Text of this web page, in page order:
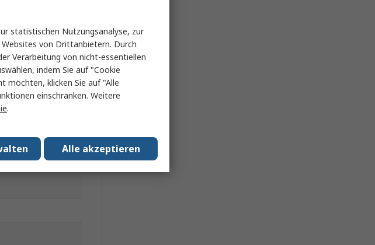
statistischen Nutzungsanalyse, zur
von Drittanbietern. Durch
Verarbeitung von nicht-essentiellen
indem Sie auf "Cookie
möchten, klicken Sie auf "Alle
einschränken. Weitere
.
Alle akzeptieren